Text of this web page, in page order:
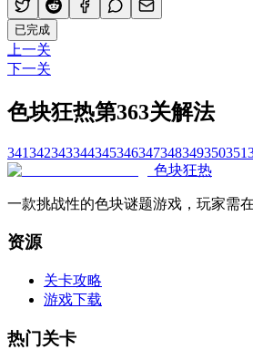
已完成
上一关
下一关
色块狂热第363关解法
341342343344345346347348349350351
色块狂热
一款挑战性的色块谜题游戏，玩家需
资源
关卡攻略
游戏下载
热门关卡